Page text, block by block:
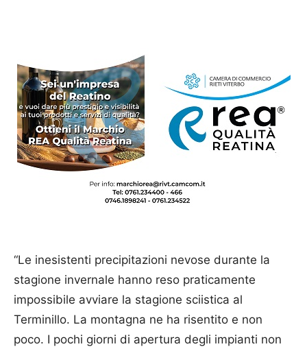
“Le inesistenti precipitazioni nevose durante la
stagione invernale hanno reso praticamente
impossibile avviare la stagione sciistica al
Terminillo. La montagna ne ha risentito e non
poco. I pochi giorni di apertura degli impianti non